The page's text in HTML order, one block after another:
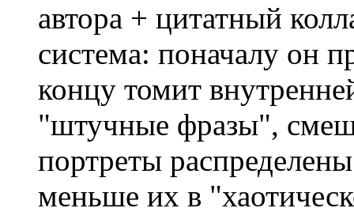
автора + цитатный
система: поначалу он
концу томит
"штучные фразы",
портреты
меньше их в